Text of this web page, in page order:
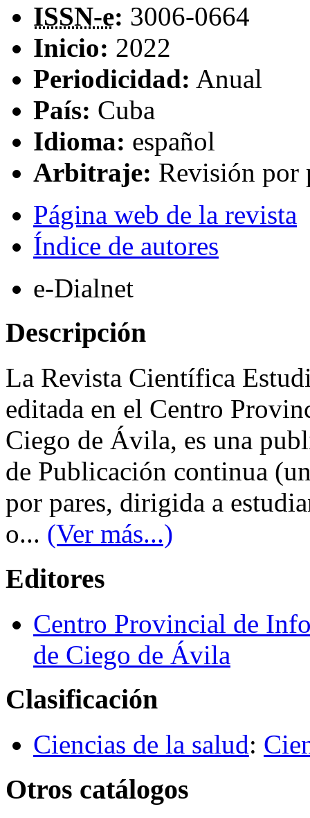
ISSN-e: 3006-0664
Inicio: 2022
Periodicidad: Anual
País: Cuba
Idioma: español
Arbitraje: Revisión por
Página web de la revista
Índice de autores
e-Dialnet
Descripción
La Revista Científica
editada en el Centro
Ciego de Ávila, es una
de Publicación continua
por pares, dirigida a
o... (Ver más...)
Editores
Centro Provincial de
de Ciego de Ávila
Clasificación
Ciencias de la salud:
Otros catálogos